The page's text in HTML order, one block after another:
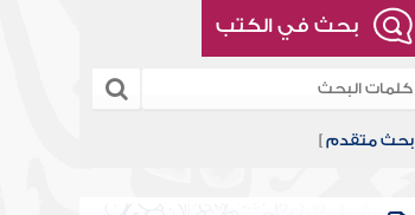
بحث في الكتب
[بحث متقدم ]